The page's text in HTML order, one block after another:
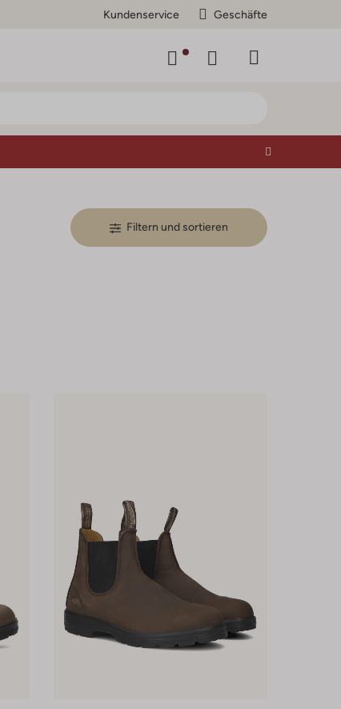
Kundenservice Geschäfte
Filtern und sortieren